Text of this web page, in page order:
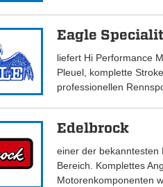
Eagle
liefert Hi Performance
Pleuel, komplette
professionellen
Edelbrock
einer der bekanntesten
Bereich. Komplettes
Motorenkomponenten